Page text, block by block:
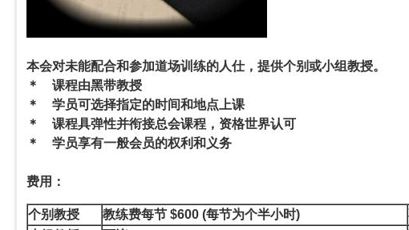
本会对未能配合和参加道场训练的人仕，提供个别或小组教授。
＊ 课程由黑带教授
＊ 学员可选择指定的时间和地点上课
＊ 课程具弹性并衔接总会课程，资格世界认可
＊ 学员享有一般会员的权利和义务
费用：
个别教授 教练费每节 $600 (每节为个半小时)